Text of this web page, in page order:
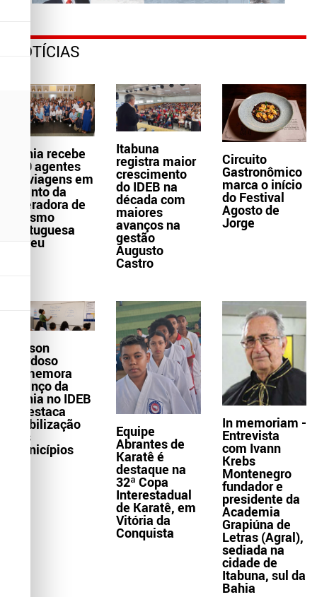
NOTÍCIAS
Bahia recebe
300 agentes
de viagens em
evento da
operadora de
turismo
portuguesa
Abreu
Itabuna
registra maior
crescimento
do IDEB na
década com
maiores
avanços na
gestão
Augusto
Castro
Circuito
Gastronômico
marca o início
do Festival
Agosto de
Jorge
Wilson
Cardoso
comemora
avanço da
Bahia no IDEB
e destaca
mobilização
dos
municípios
Equipe
Abrantes de
Karatê é
destaque na
32ª Copa
Interestadual
de Karatê, em
Vitória da
Conquista
In memoriam -
Entrevista
com Ivann
Krebs
Montenegro
fundador e
presidente da
Academia
Grapiúna de
Letras (Agral),
sediada na
cidade de
Itabuna, sul da
Bahia